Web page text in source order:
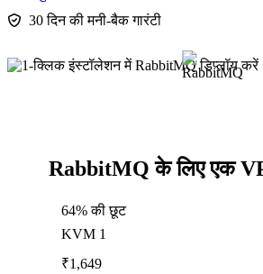
30 दिन की मनी-बैक गारंटी
RabbitMQ के लिए एक
64% की छूट
KVM 1
₹1,649